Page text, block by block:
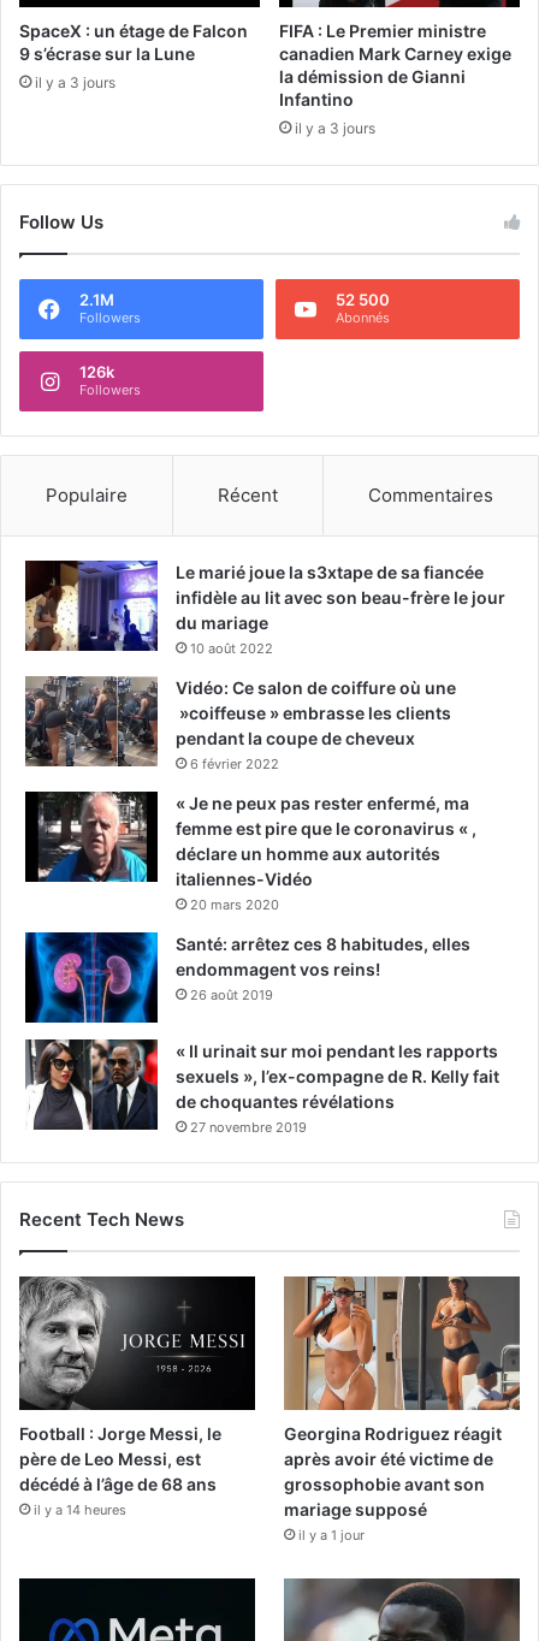
SpaceX : un étage de Falcon
9 s’écrase sur la Lune
il y a 3 jours
FIFA : Le Premier ministre
canadien Mark Carney exige
la démission de Gianni
Infantino
il y a 3 jours
Follow Us
2.1M
Followers
52 500
Abonnés
126k
Followers
Populaire Récent Commentaires
Le marié joue la s3xtape de sa fiancée
infidèle au lit avec son beau-frère le jour
du mariage
10 août 2022
Vidéo: Ce salon de coiffure où une
»coiffeuse » embrasse les clients
pendant la coupe de cheveux
6 février 2022
« Je ne peux pas rester enfermé, ma
femme est pire que le coronavirus « ,
déclare un homme aux autorités
italiennes-Vidéo
20 mars 2020
Santé: arrêtez ces 8 habitudes, elles
endommagent vos reins!
26 août 2019
« Il urinait sur moi pendant les rapports
sexuels », l’ex-compagne de R. Kelly fait
de choquantes révélations
27 novembre 2019
Recent Tech News
Football : Jorge Messi, le
père de Leo Messi, est
décédé à l’âge de 68 ans
il y a 14 heures
Georgina Rodriguez réagit
après avoir été victime de
grossophobie avant son
mariage supposé
il y a 1 jour